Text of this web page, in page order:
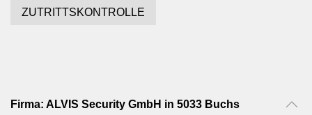
ZUTRITTSKONTROLLE
Firma: ALVIS Security GmbH in 5033 Buchs